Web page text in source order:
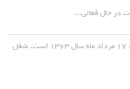
در حال فعالی...
مجید معین متولد ۱۷ مرداد ماه سال ۱۳۶۳ است. شغل